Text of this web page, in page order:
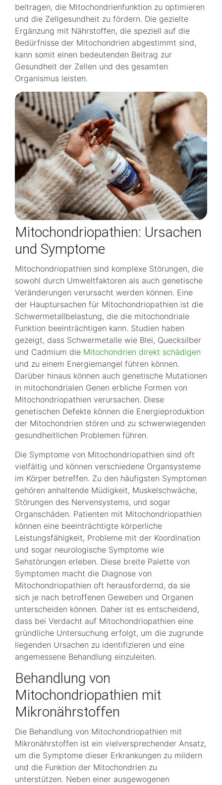
beitragen, die Mitochondrienfunktion zu optimieren
und die Zellgesundheit zu fördern. Die gezielte
Ergänzung mit Nährstoffen, die speziell auf die
Bedürfnisse der Mitochondrien abgestimmt sind,
kann somit einen bedeutenden Beitrag zur
Gesundheit der Zellen und des gesamten
Organismus leisten.
Mitochondriopathien: Ursachen
und Symptome
Mitochondriopathien sind komplexe Störungen, die
sowohl durch Umweltfaktoren als auch genetische
Veränderungen verursacht werden können. Eine
der Hauptursachen für Mitochondriopathien ist die
Schwermetallbelastung, die die mitochondriale
Funktion beeinträchtigen kann. Studien haben
gezeigt, dass Schwermetalle wie Blei, Quecksilber
und Cadmium die Mitochondrien direkt schädigen
und zu einem Energiemangel führen können.
Darüber hinaus können auch genetische Mutationen
in mitochondrialen Genen erbliche Formen von
Mitochondriopathien verursachen. Diese
genetischen Defekte können die Energieproduktion
der Mitochondrien stören und zu schwerwiegenden
gesundheitlichen Problemen führen.
Die Symptome von Mitochondriopathien sind oft
vielfältig und können verschiedene Organsysteme
im Körper betreffen. Zu den häufigsten Symptomen
gehören anhaltende Müdigkeit, Muskelschwäche,
Störungen des Nervensystems, und sogar
Organschäden. Patienten mit Mitochondriopathien
können eine beeinträchtigte körperliche
Leistungsfähigkeit, Probleme mit der Koordination
und sogar neurologische Symptome wie
Sehstörungen erleben. Diese breite Palette von
Symptomen macht die Diagnose von
Mitochondriopathien oft herausfordernd, da sie
sich je nach betroffenen Geweben und Organen
unterscheiden können. Daher ist es entscheidend,
dass bei Verdacht auf Mitochondriopathien eine
gründliche Untersuchung erfolgt, um die zugrunde
liegenden Ursachen zu identifizieren und eine
angemessene Behandlung einzuleiten.
Behandlung von
Mitochondriopathien mit
Mikronährstoffen
Die Behandlung von Mitochondriopathien mit
Mikronährstoffen ist ein vielversprechender Ansatz,
um die Symptome dieser Erkrankungen zu mildern
und die Funktion der Mitochondrien zu
unterstützen. Neben einer ausgewogenen